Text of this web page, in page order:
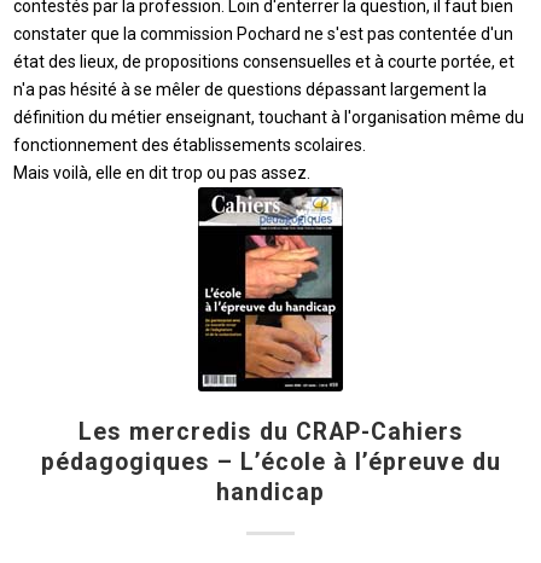
contestés par la profession. Loin d'enterrer la question, il faut bien
constater que la commission Pochard ne s'est pas contentée d'un
état des lieux, de propositions consensuelles et à courte portée, et
n'a pas hésité à se mêler de questions dépassant largement la
définition du métier enseignant, touchant à l'organisation même du
fonctionnement des établissements scolaires.
Mais voilà, elle en dit trop ou pas assez.
Les mercredis du CRAP-Cahiers
pédagogiques – L’école à l’épreuve du
handicap